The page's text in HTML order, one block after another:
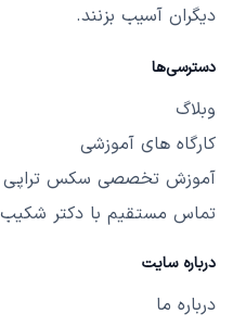
دیگران آسیب بزنند.
دسترسی‌ها
وبلاگ
کارگاه های آموزشی
آموزش تخصصی سکس تراپی
تماس مستقیم با دکتر شکیب
درباره سایت
درباره ما